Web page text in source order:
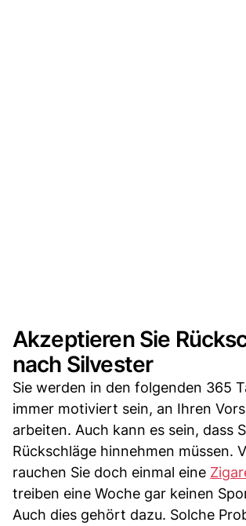
Akzeptieren Sie
nach Silvester
Sie werden in den folgenden 365
immer motiviert sein, an Ihren
arbeiten. Auch kann es sein, dass
Rückschläge hinnehmen müssen.
rauchen Sie doch einmal eine
treiben eine Woche gar keinen
Auch dies gehört dazu. Solche